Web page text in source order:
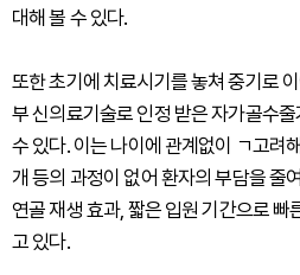
대해 볼 수 있다.
또한 초기에 치료시기를 놓쳐 중기로
부 신의료기술로 인정 받은 자가골수
수 있다. 이는 나이에 관계없이 ㄱ고려
개 등의 과정이 없어 환자의 부담을 줄
연골 재생 효과, 짧은 입원 기간으로 빠
고 있다.